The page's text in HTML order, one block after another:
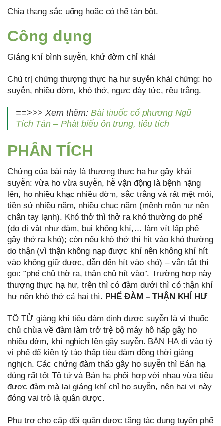
Chia thang sắc uống hoặc có thể tán bột.
Công dụng
Giáng khí bình suyễn, khứ đờm chỉ khái
Chủ trị chứng thượng thực hạ hư suyễn khái chứng: ho
suyễn, nhiều đờm, khó thở, ngực đày tức, rêu trắng.
==>>> Xem thêm: Bài thuốc cổ phương Ngũ
Tích Tán – Phát biểu ôn trung, tiêu tích
PHÂN TÍCH
Chứng của bài này là thượng thực hạ hư gây khái
suyễn: vừa ho vừa suyễn, hễ vận động là bệnh nặng
lên, ho nhiều khạc nhiều đờm, sắc trắng và rất mệt mỏi,
tiền sử nhiều năm, nhiều chục năm (mệnh môn hư nên
chân tay lạnh). Khó thở thì thở ra khó thường do phế
(do dị vật như đàm, bụi không khí,… làm vít lấp phế
gây thở ra khó); còn nếu khó thở thì hít vào khó thường
do thận (vì thận không nạp được khí nên không khí hít
vào không giữ được, dẫn đến hít vào khó) – vắn tắt thì
gọi: “phế chủ thờ ra, thận chủ hít vào”. Trường hợp này
thượng thực hạ hư, trên thì có đàm dưới thì có thận khí
hư nên khó thở cả hai thì. PHẾ ĐÀM – THẬN KHÍ HƯ
TỒ TỬ giáng khí tiêu đàm định được suyễn là vị thuốc
chủ chừa về đàm làm trở trệ bộ máy hô hấp gây ho
nhiều đờm, khí nghịch lên gây suyễn. BÁN HẠ đi vào tỳ
vị phế để kiện tỳ táo thấp tiêu đàm đồng thời giáng
nghịch. Các chứng đàm thấp gây ho suyễn thì Bán hạ
dùng rất tốt Tô tử và Bán hạ phối hợp với nhau vừa tiêu
được đàm mà lại giáng khí chỉ ho suyễn, nên hai vị này
đóng vai trò là quân dược.
Phụ trợ cho cặp đôi quân dược tăng tác dụng tuyên phế